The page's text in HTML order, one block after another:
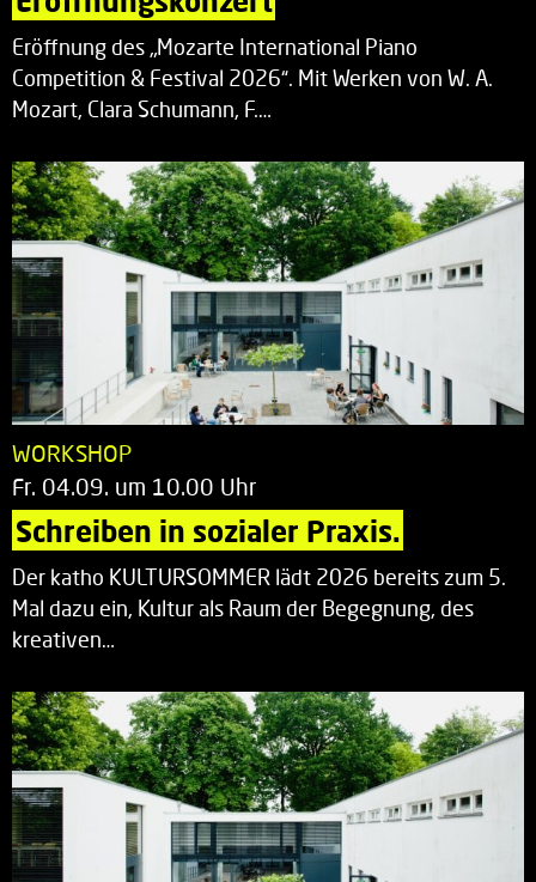
Eröffnung des „Mozarte International Piano
Competition & Festival 2026“. Mit Werken von W. A.
Mozart, Clara Schumann, F.…
WORKSHOP
Fr. 04.09. um 10.00 Uhr
Schreiben in sozialer Praxis.
Der katho KULTURSOMMER lädt 2026 bereits zum 5.
Mal dazu ein, Kultur als Raum der Begegnung, des
kreativen…